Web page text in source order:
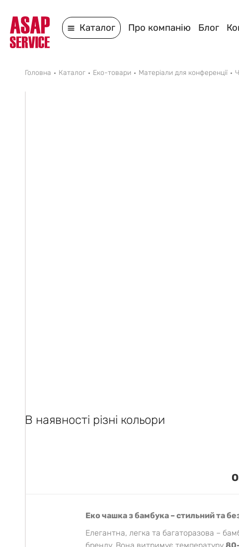
Каталог Про компанію Блог
Головна Каталог Еко-товари Матеріали для конференції
В наявності різні кольори
Еко чашка з бамбука – стильний та
Елегантна, легка та багаторазова –